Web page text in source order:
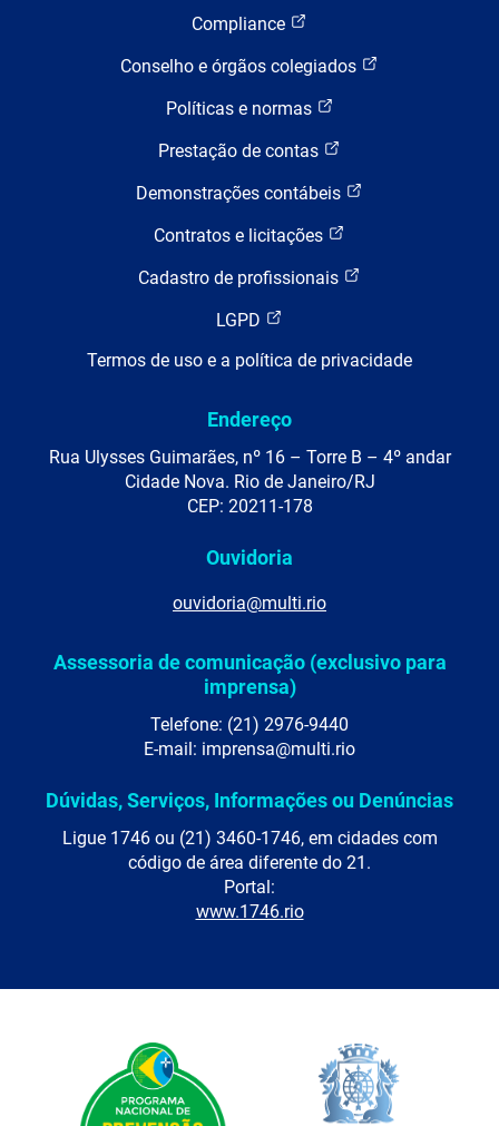
Compliance
Conselho e órgãos colegiados
Políticas e normas
Prestação de contas
Demonstrações contábeis
Contratos e licitações
Cadastro de profissionais
LGPD
Termos de uso e a política de privacidade
Endereço
Rua Ulysses Guimarães, nº 16 – Torre B – 4º andar
Cidade Nova. Rio de Janeiro/RJ
CEP: 20211-178
Ouvidoria
ouvidoria@multi.rio
Assessoria de comunicação (exclusivo para
imprensa)
Telefone: (21) 2976-9440
E-mail: imprensa@multi.rio
Dúvidas, Serviços, Informações ou Denúncias
Ligue 1746 ou (21) 3460-1746, em cidades com
código de área diferente do 21.
Portal:
www.1746.rio